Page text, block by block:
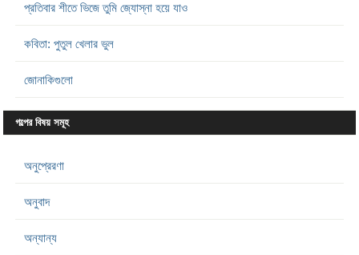
প্রতিবার শীতে ভিজে তুমি জ্যোস্না হয়ে যাও
কবিতা: পুতুল খেলার ভুল
জোনাকিগুলো
গল্পের বিষয় সমূহ
অনুপ্রেরণা
অনুবাদ
অন্যান্য